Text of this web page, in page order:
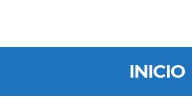
INICIO